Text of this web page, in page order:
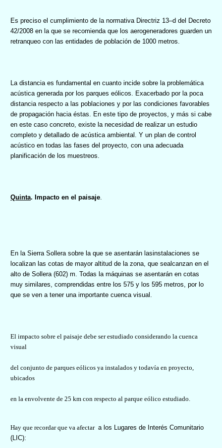
Es preciso el cumplimiento de la normativa Directriz 13–d del Decreto
42/2008 en la que se recomienda que los aerogeneradores guarden un
retranqueo con las entidades de población de 1000 metros.
La distancia es fundamental en cuanto incide sobre la problemática
acústica generada por los parques eólicos. Exacerbado por la poca
distancia respecto a las poblaciones y por las condiciones favorables
de propagación hacia éstas. En este tipo de proyectos, y más si cabe
en este caso concreto, existe la necesidad de realizar un estudio
completo y detallado de acústica ambiental. Y un plan de control
acústico en todas las fases del proyecto, con una adecuada
planificación de los muestreos.
Quinta. Impacto en el paisaje
En la Sierra Sollera sobre la que se asentarán lasinstalaciones se
localizan las cotas de mayor altitud de la zona, que sealcanzan en el
alto de Sollera (602) m. Todas la máquinas se asentarán en cotas
muy similares, comprendidas entre los 575 y los 595 metros, por lo
que se ven a tener una importante cuenca visual.
El impacto sobre el paisaje debe ser estudiado considerando la cuenca
visual
del conjunto de parques eólicos ya instalados y todavía en proyecto,
ubicados
en la envolvente de 25 km con respecto al parque eólico estudiado.
Hay que recordar que va afectar a los Lugares de Interés Comunitario
(LIC):